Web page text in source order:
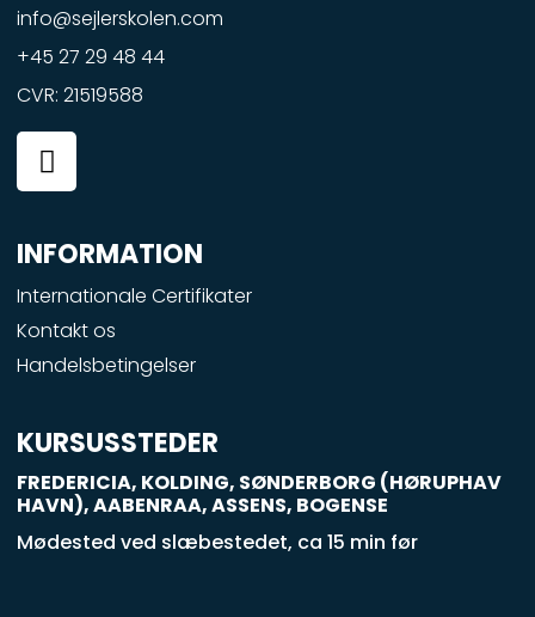
info@sejlerskolen.com
+45 27 29 48 44
CVR: 21519588
F
a
c
e
b
o
o
k
-
q
u
a
r
INFORMATION
Internationale Certifikater
Kontakt os
Handelsbetingelser
KURSUSSTEDER
FREDERICIA, KOLDING, SØNDERBORG (HØRUPHAV
HAVN), AABENRAA, ASSENS, BOGENSE
Mødested ved slæbestedet, ca 15 min før